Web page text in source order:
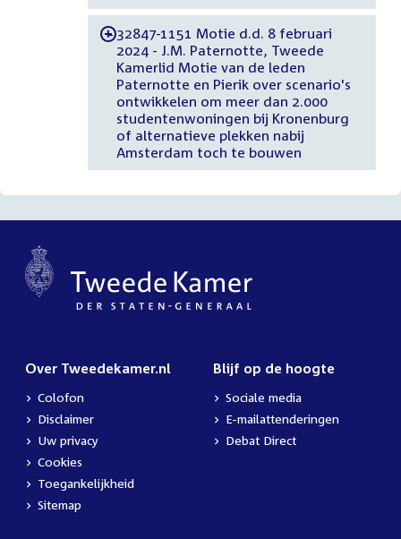
-32847-1151 Motie d.d. 8 februari
2024 - J.M. Paternotte, Tweede
Kamerlid Motie van de leden
Paternotte en Pierik over scenario's
ontwikkelen om meer dan 2.000
studentenwoningen bij Kronenburg
of alternatieve plekken nabij
Amsterdam toch te bouwen
Over Tweedekamer.nl
Colofon
Disclaimer
Uw privacy
Cookies
Toegankelijkheid
Sitemap
Blijf op de hoogte
Sociale media
E-mailattenderingen
Debat Direct